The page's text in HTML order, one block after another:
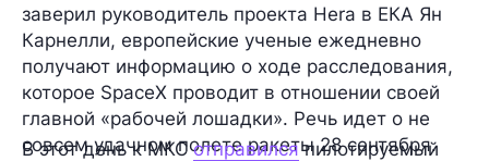
заверил руководитель проекта Hera в ЕКА Ян
Карнелли, европейские ученые ежедневно
получают информацию о ходе расследования,
которое SpaceX проводит в отношении своей
главной «рабочей лошадки». Речь идет о не
совсем удачном полете ракеты28 сентября.
В этот день к МКСотправилсяпилотируемый